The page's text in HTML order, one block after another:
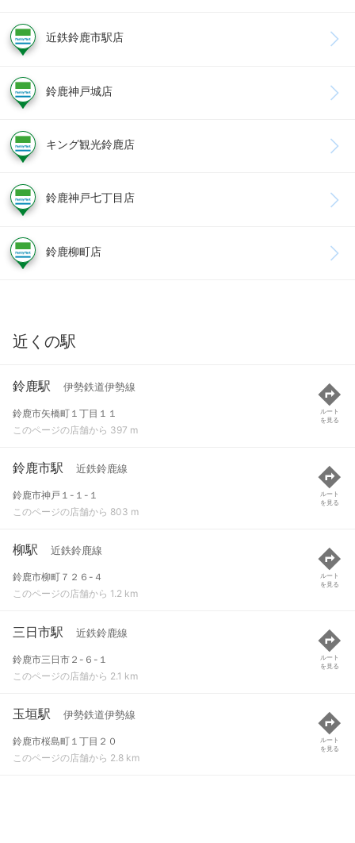
近鉄鈴鹿市駅店
鈴鹿神戸城店
キング観光鈴鹿店
鈴鹿神戸七丁目店
鈴鹿柳町店
近くの駅
鈴鹿駅 伊勢鉄道伊勢線
鈴鹿市矢橋町１丁目１１
このページの店舗から 397 m
ルート
を見る
鈴鹿市駅 近鉄鈴鹿線
鈴鹿市神戸１-１-１
このページの店舗から 803 m
ルート
を見る
柳駅 近鉄鈴鹿線
鈴鹿市柳町７２６-４
このページの店舗から 1.2 km
ルート
を見る
三日市駅 近鉄鈴鹿線
鈴鹿市三日市２-６-１
このページの店舗から 2.1 km
ルート
を見る
玉垣駅 伊勢鉄道伊勢線
鈴鹿市桜島町１丁目２０
このページの店舗から 2.8 km
ルート
を見る